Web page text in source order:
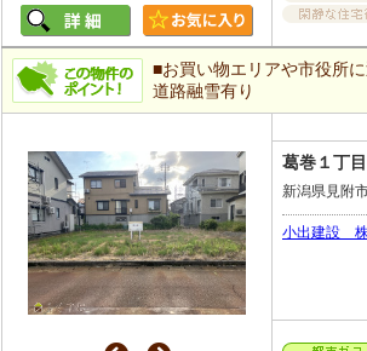
■お買い物エリアや市役所
道路融雪有り
葛巻１丁
新潟県見附
小出建設